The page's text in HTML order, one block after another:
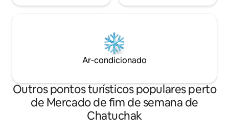
Ar-condicionado
Outros pontos turísticos populares perto
de Mercado de fim de semana de
Chatuchak